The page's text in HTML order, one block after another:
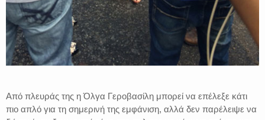
Από πλευράς της η Όλγα Γεροβασίλη μπορεί να επέλεξε κάτι
πιο απλό για τη σημερινή της εμφάνιση, αλλά δεν παρέλειψε να